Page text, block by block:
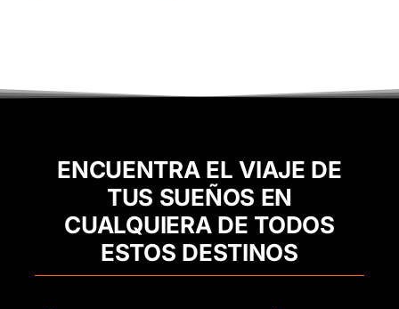
ENCUENTRA EL VIAJE DE
TUS SUEÑOS EN
CUALQUIERA DE TODOS
ESTOS DESTINOS